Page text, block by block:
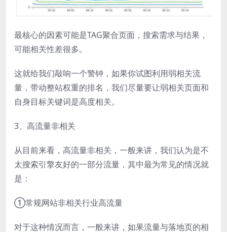
最核心的因素可能是TAG聚合页面，搜索需求与结果，
可能相关性差很多。
这就给我们敲响一个警钟，如果你试图利用弱相关流
量，带动整站权重的排名，我们尽量要让弱相关页面和
自身目标关键词是高度相关。
3、高流量非相关
从目前来看，高流量非相关，一般来讲，我们认为是不
太搜索引擎友好的一部分流量，其中最为常见的情况就
是：
①常规网站非相关行业高流量
对于这种情况而言，一般来讲，如果流量与落地页的相